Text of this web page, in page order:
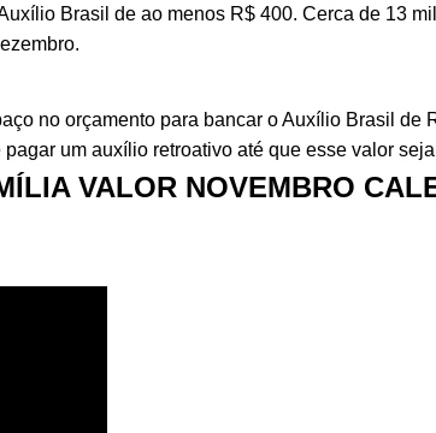
Brasil de ao menos R$ 400. Cerca de 13
no orçamento para bancar o Auxílio Brasil de
um auxílio retroativo até que esse valor
VALOR NOVEMBRO